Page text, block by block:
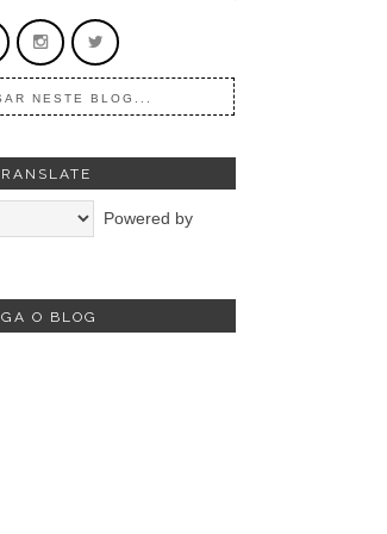
Powered by
O BLOG